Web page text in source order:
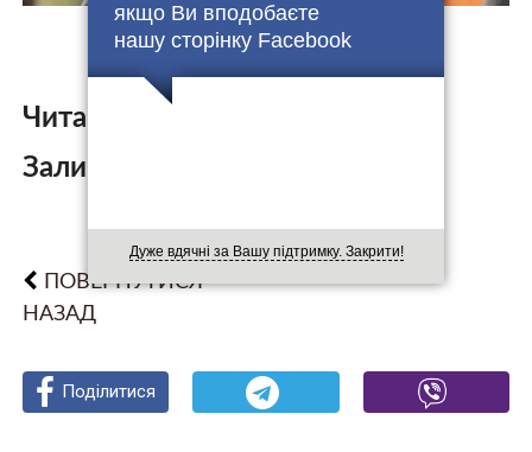
якщо Ви вподобаєте
нашу сторінку Facebook
Дуже вдячні за Вашу підтримку. Закрити!
Читайте також:
Залишити коментар:
ПОВЕРНУТИСЯ
НАЗАД
Поділитися
Поділитися
Поділитися